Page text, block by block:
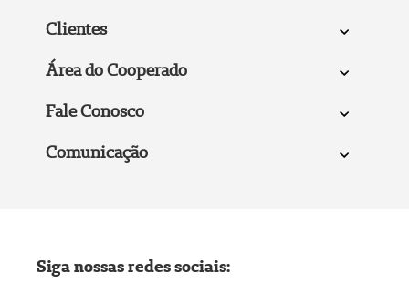
Clientes
Área do Cooperado
Fale Conosco
Comunicação
Siga nossas redes sociais: